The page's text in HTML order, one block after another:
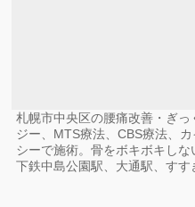
札幌市中央区の腰痛改善・ぎ
ジー、MTS療法、CBS療法、
シーで施術。骨をボキボキし
下鉄中島公園駅、大通駅、すす